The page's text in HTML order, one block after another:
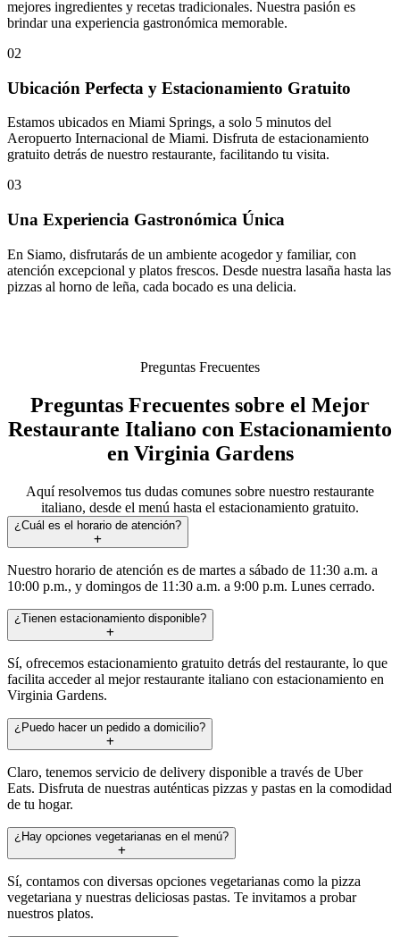
mejores ingredientes y recetas tradicionales. Nuestra pasión es
brindar una experiencia gastronómica memorable.
02
Ubicación Perfecta y Estacionamiento Gratuito
Estamos ubicados en Miami Springs, a solo 5 minutos del
Aeropuerto Internacional de Miami. Disfruta de estacionamiento
gratuito detrás de nuestro restaurante, facilitando tu visita.
03
Una Experiencia Gastronómica Única
En Siamo, disfrutarás de un ambiente acogedor y familiar, con
atención excepcional y platos frescos. Desde nuestra lasaña hasta las
pizzas al horno de leña, cada bocado es una delicia.
Preguntas Frecuentes
Preguntas Frecuentes sobre el Mejor
Restaurante Italiano con Estacionamiento
en Virginia Gardens
Aquí resolvemos tus dudas comunes sobre nuestro restaurante
italiano, desde el menú hasta el estacionamiento gratuito.
¿Cuál es el horario de atención?
Nuestro horario de atención es de martes a sábado de 11:30 a.m. a
10:00 p.m., y domingos de 11:30 a.m. a 9:00 p.m. Lunes cerrado.
¿Tienen estacionamiento disponible?
Sí, ofrecemos estacionamiento gratuito detrás del restaurante, lo que
facilita acceder al mejor restaurante italiano con estacionamiento en
Virginia Gardens.
¿Puedo hacer un pedido a domicilio?
Claro, tenemos servicio de delivery disponible a través de Uber
Eats. Disfruta de nuestras auténticas pizzas y pastas en la comodidad
de tu hogar.
¿Hay opciones vegetarianas en el menú?
Sí, contamos con diversas opciones vegetarianas como la pizza
vegetariana y nuestras deliciosas pastas. Te invitamos a probar
nuestros platos.